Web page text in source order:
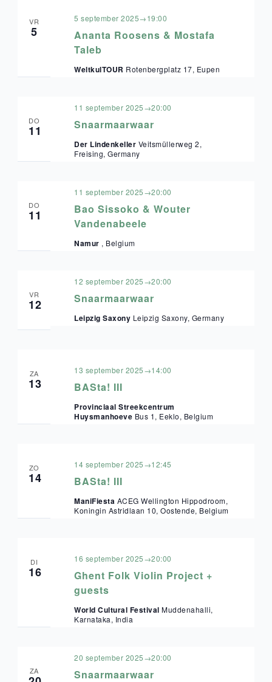
VR
5
Ananta Roosens & Mostafa
Taleb
5 september 2025→19:00
WeltkulTOUR Rotenbergplatz 17, Eupen
DO
11 Snaarmaarwaar
11 september 2025→20:00
Der Lindenkeller Veitsmüllerweg 2,
Freising, Germany
DO
11
Bao Sissoko & Wouter
Vandenabeele
11 september 2025→20:00
Namur , Belgium
VR
12 Snaarmaarwaar
12 september 2025→20:00
Leipzig Saxony Leipzig Saxony, Germany
ZA
13 BASta! III
13 september 2025→14:00
Provinciaal Streekcentrum
Huysmanhoeve Bus 1, Eeklo, Belgium
ZO
14 BASta! III
14 september 2025→12:45
ManiFiesta ACEG Wellington Hippodroom,
Koningin Astridlaan 10, Oostende, Belgium
DI
16
Ghent Folk Violin Project +
guests
16 september 2025→20:00
World Cultural FestivalMuddenahalli,
Karnataka, India
ZA Snaarmaarwaar
20 september 2025→20:00